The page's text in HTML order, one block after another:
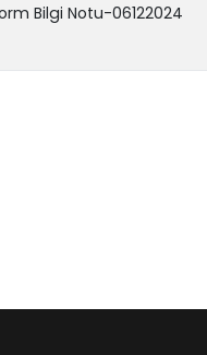
Bilgi Notu-06122024